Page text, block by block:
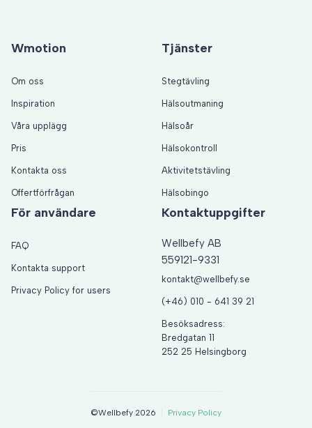
Wmotion
Om oss
Inspiration
Våra upplägg
Pris
Kontakta oss
Offertförfrågan
Tjänster
Stegtävling
Hälsoutmaning
Hälsoår
Hälsokontroll
Aktivitetstävling
Hälsobingo
För användare
FAQ
Kontakta support
Privacy Policy for users
Kontaktuppgifter
Wellbefy AB
559121-9331
kontakt@wellbefy.se
(+46) 010 - 641 39 21
Besöksadress:
Bredgatan 11
252 25 Helsingborg
©Wellbefy 2026 Privacy Policy